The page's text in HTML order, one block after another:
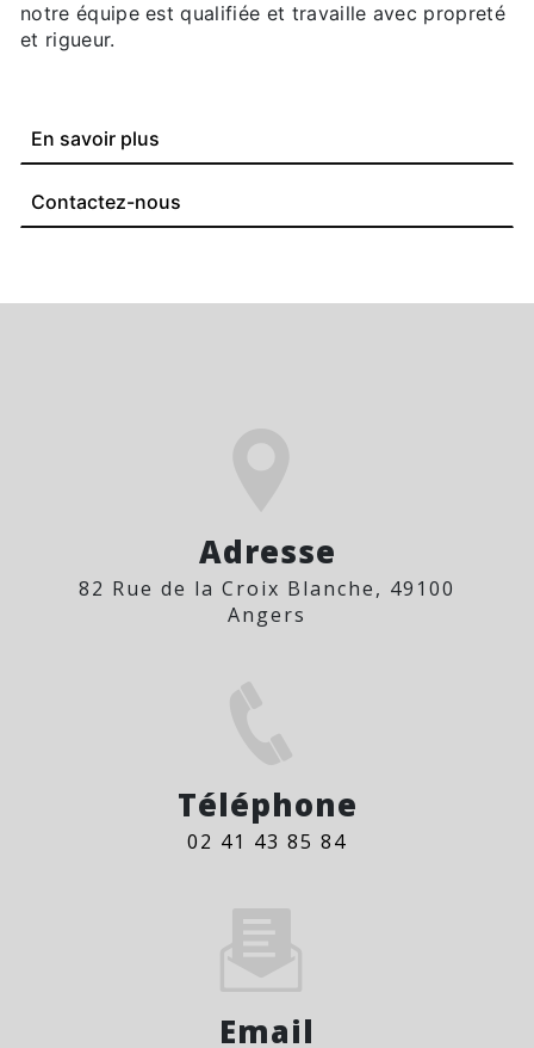
notre équipe est qualifiée et travaille avec propreté
et rigueur.
En savoir plus
Contactez-nous
Adresse
82 Rue de la Croix Blanche, 49100
Angers
Téléphone
02 41 43 85 84
Email